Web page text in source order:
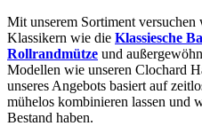
Mit unserem Sortiment
Klassikern wie die Klassiesche
Rollrandmütze und
Modellen wie unseren Clochard
unseres Angebots basiert auf
mühelos kombinieren lassen und
Bestand haben.